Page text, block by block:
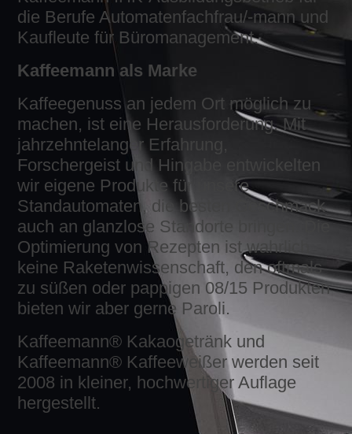
die Berufe Automatenfachfrau/-mann und
Kaufleute für Büromanagement.
Kaffeemann als Marke
Kaffeegenuss an jedem Ort möglich zu
machen, ist eine Herausforderung. Mit
jahrzehntelanger Erfahrung,
Forschergeist und Hingabe entwickelten
wir eigene Produkte für unsere
Standautomaten, die besten Geschmack
auch an glanzlose Standorte bringen. Die
Optimierung von Rezepten ist wahrlich
keine Raketenwissenschaft, den oftmals
zu süßen oder pappigen 08/15 Produkten
bieten wir aber gerne Paroli.
Kaffeemann® Kakaogetränk und
Kaffeemann® Kaffeeweißer werden seit
2008 in kleiner, hochwertiger Auflage
hergestellt.